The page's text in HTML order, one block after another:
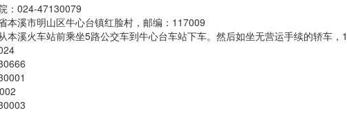
：024-47130079
本溪市明山区牛心台镇红脸村，邮编：117009
本溪火车站前乘坐5路公交车到牛心台车站下车。然后如坐无营运手续的轿车，